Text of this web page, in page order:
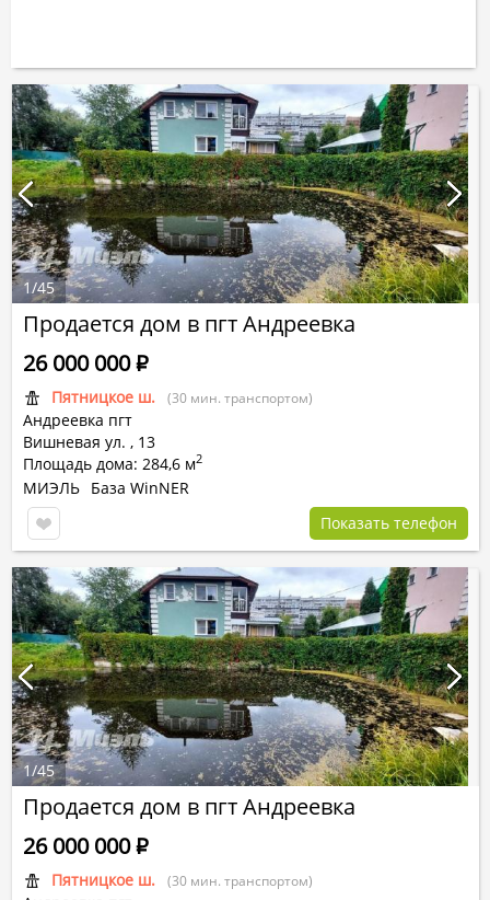
Продается дом в пгт Андреевка
Пятницкое ш. (30 мин. транспортом)
Андреевка пгт
Вишневая ул. , 13
Площадь дома: 284,6 м2
26 000 000Р
МИЭЛЬ База WinNER
Показать телефон
1/45
Продается дом в пгт Андреевка
Пятницкое ш. (30 мин. транспортом)
26 000 000Р
1/45